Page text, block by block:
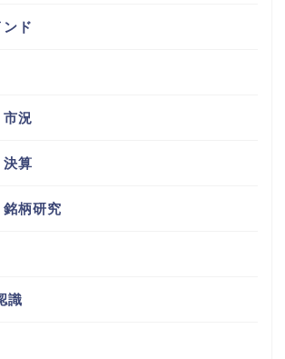
ド
市況
決算
柄研究
識